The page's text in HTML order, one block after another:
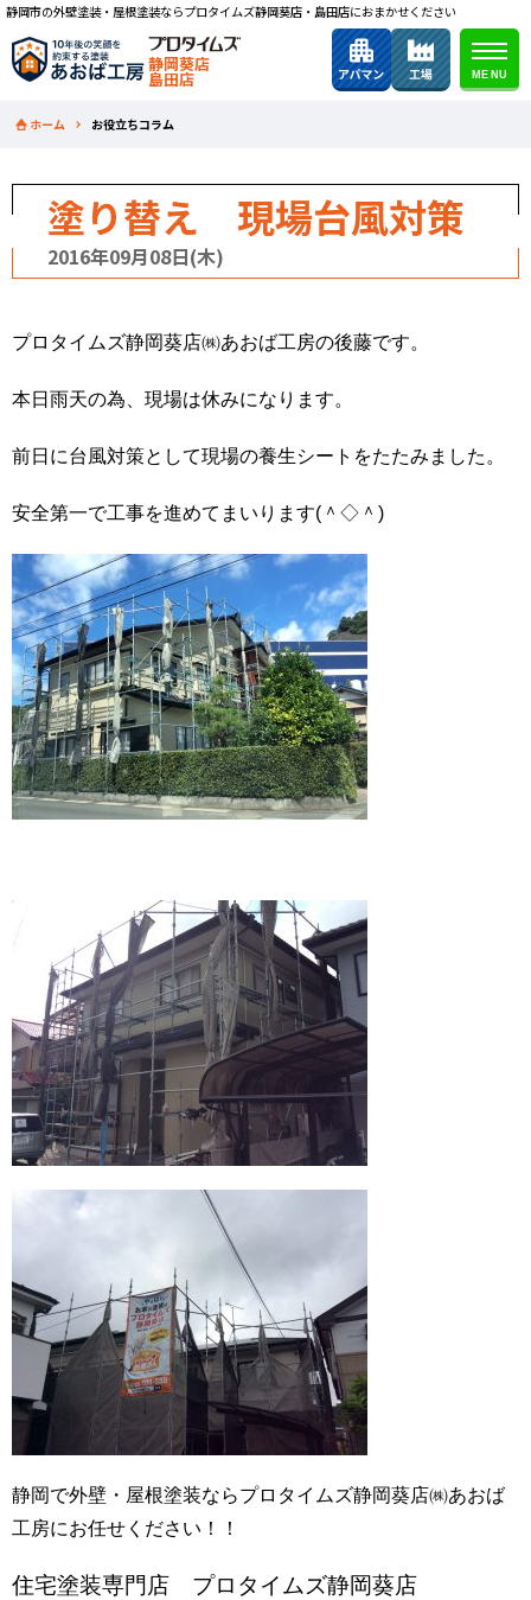
静岡市の外壁塗装・屋根塗装ならプロタイムズ静岡葵店・島田店におまかせください
静岡葵店
島田店
ホーム お役立ちコラム
塗り替え 現場台風対策
2016年09月08日(木)
プロタイムズ静岡葵店㈱あおば工房の後藤です。
本日雨天の為、現場は休みになります。
前日に台風対策として現場の養生シートをたたみました。
安全第一で工事を進めてまいります(＾◇＾)
静岡で外壁・屋根塗装ならプロタイムズ静岡葵店㈱あおば
工房にお任せください！！
住宅塗装専門店 プロタイムズ静岡葵店